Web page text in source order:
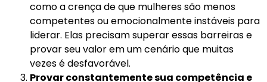
como a crença de que mulheres são menos
competentes ou emocionalmente instáveis para
liderar. Elas precisam superar essas barreiras e
provar seu valor em um cenário que muitas
vezes é desfavorável.
Provar constantemente sua competência e